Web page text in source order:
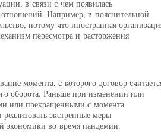
в связи с чем появилась
отношений. Например, в пояснительной
потому что иностранная
пересмотра и расторжения
момента, с которого договор
оборота. Раньше при изменении или
или прекращенными с момента
экстренные меры
экономики во время пандемии.